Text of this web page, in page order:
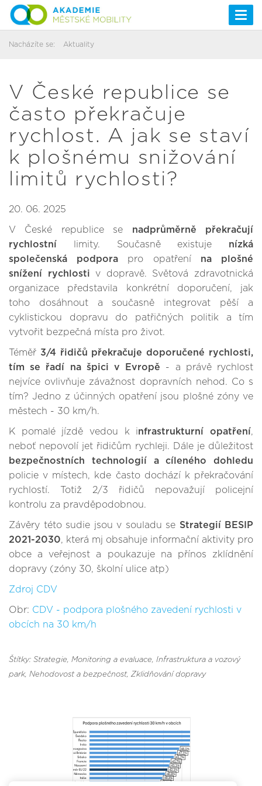
Nacházíte se: Aktuality
V České republice se
často překračuje
rychlost. A jak se staví
k plošnému snižování
limitů rychlosti?
20. 06. 2025
V České republice se nadprůměrně překračují
rychlostní limity. Současně existuje nízká
společenská podpora pro opatření na plošné
snížení rychlosti v dopravě. Světová zdravotnická
organizace představila konkrétní doporučení, jak
toho dosáhnout a současně integrovat pěší a
cyklistickou dopravu do patřičných politik a tím
vytvořit bezpečná místa pro život.
Téměř 3/4 řidičů překračuje doporučené rychlosti,
tím se řadí na špici v Evropě - a právě rychlost
nejvíce ovlivňuje závažnost dopravních nehod. Co s
tím? Jedno z účinných opatření jsou plošné zóny ve
městech - 30 km/h.
K pomalé jízdě vedou k infrastrukturní opatření,
neboť nepovolí jet řidičům rychleji. Dále je důležitost
bezpečnostních technologií a cíleného dohledu
policie v místech, kde často dochází k překračování
rychlostí. Totiž 2/3 řidičů nepovažují policejní
kontrolu za pravděpodobnou.
Závěry této sudie jsou v souladu se Strategií BESIP
2021-2030, která mj obsahuje informační aktivity pro
obce a veřejnost a poukazuje na přínos zklídnění
dopravy (zóny 30, školní ulice atp)
Zdroj CDV
Obr: CDV - podpora plošného zavedení rychlosti v
obcích na 30 km/h
Štítky: Strategie, Monitoring a evaluace, Infrastruktura a vozový
park, Nehodovost a bezpečnost, Zklidňování dopravy